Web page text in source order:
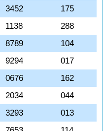
3452
175
1138
288
8789
104
9294
017
0676
162
2034
044
3293
013